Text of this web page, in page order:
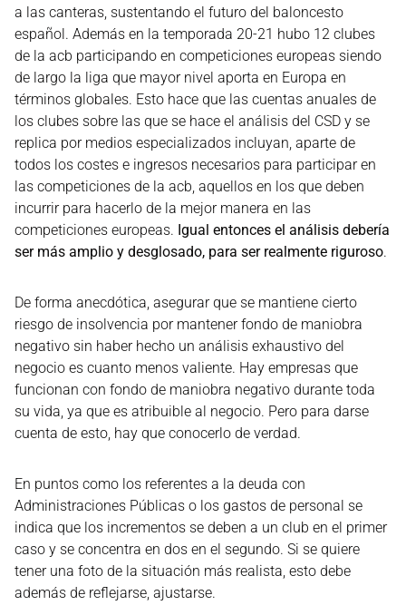
a las canteras, sustentando el futuro del baloncesto
español. Además en la temporada 20-21 hubo 12 clubes
de la acb participando en competiciones europeas siendo
de largo la liga que mayor nivel aporta en Europa en
términos globales. Esto hace que las cuentas anuales de
los clubes sobre las que se hace el análisis del CSD y se
replica por medios especializados incluyan, aparte de
todos los costes e ingresos necesarios para participar en
las competiciones de la acb, aquellos en los que deben
incurrir para hacerlo de la mejor manera en las
competiciones europeas. Igual entonces el análisis debería
ser más amplio y desglosado, para ser realmente riguroso.
De forma anecdótica, asegurar que se mantiene cierto
riesgo de insolvencia por mantener fondo de maniobra
negativo sin haber hecho un análisis exhaustivo del
negocio es cuanto menos valiente. Hay empresas que
funcionan con fondo de maniobra negativo durante toda
su vida, ya que es atribuible al negocio. Pero para darse
cuenta de esto, hay que conocerlo de verdad.
En puntos como los referentes a la deuda con
Administraciones Públicas o los gastos de personal se
indica que los incrementos se deben a un club en el primer
caso y se concentra en dos en el segundo. Si se quiere
tener una foto de la situación más realista, esto debe
además de reflejarse, ajustarse.